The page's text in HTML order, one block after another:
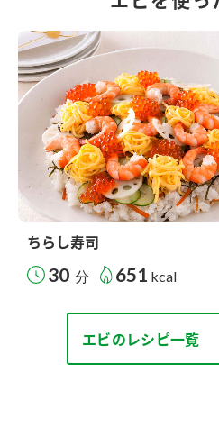
ちらし寿司
30 分 651 kcal
エビのレシピ一覧